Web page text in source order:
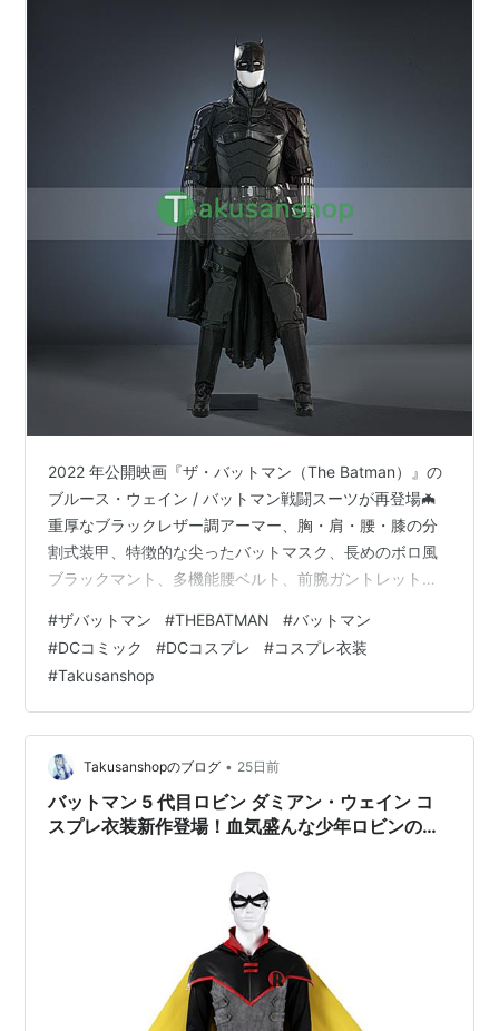
2022 年公開映画『ザ・バットマン（The Batman）』の
ブルース・ウェイン / バットマン戦闘スーツが再登場🦇
重厚なブラックレザー調アーマー、胸・肩・腰・膝の分
割式装甲、特徴的な尖ったバットマスク、長めのボロ風
ブラックマント、多機能腰ベルト、前腕ガントレット、
現。筋肉ラインを強調する硬質パッド内蔵、細かい傷加
工の装甲、手首の投げナイフ収納パーツ、コウモリマー
クの胸アーマーなど映画特有のダークで重厚な雰囲気を
完全演出。動きやすい柔軟素材を採用、DC コスイベ・ハ
ロウィン・都市夜景ロケ撮影で暗闇の守護者バットマン
になりきれます！DC 映画フ…
#ザバットマン #THEBATMAN #バットマン
#DCコミック #DCコスプレ #コスプレ衣装
#Takusanshop
Takusanshopのブログ • 25日前
バットマン 5 代目ロビン ダミアン・ウェイン コ
スプレ衣装新作登場！血気盛んな少年ロビンの戦